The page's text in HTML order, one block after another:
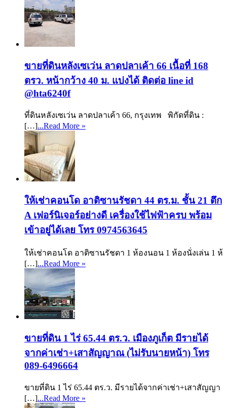
ขายที่ดินหลังเซเว่น ลาดปลาเค้า 66 เนื้อที่ 168
ตรว. หน้ากว้าง 40 ม. แบ่งได้ ติดต่อ line id
@hta6240f
ที่ดินหลังเซเว่น ลาดปลาเค้า 66, กรุงเทพ พิกัดที่ดิน :
[…]...Read More »
ให้เช่าคอนโด อาติซานรัชดา 44 ตร.ม. ชั้น 21 ตึก
A เฟอร์นิเจอร์อย่างดี เครื่องใช้ไฟฟ้าครบ พร้อม
เข้าอยู่ได้เลย โทร 0974563645
ให้เช่าคอนโด อาติซานรัชดา 1 ห้องนอน 1 ห้องนั่งเล่น 1 ห้
[…]...Read More »
ขายที่ดิน 1 ไร่ 65.44 ตร.ว. เมืองภูเก็ต มีรายได้
จากค่าเช่า+เสาสัญญาณ (ไม่รับนายหน้า) โทร
089-6496664
ขายที่ดิน 1 ไร่ 65.44 ตร.ว. มีรายได้จากค่าเช่า+เสาสัญญา
[…]...Read More »